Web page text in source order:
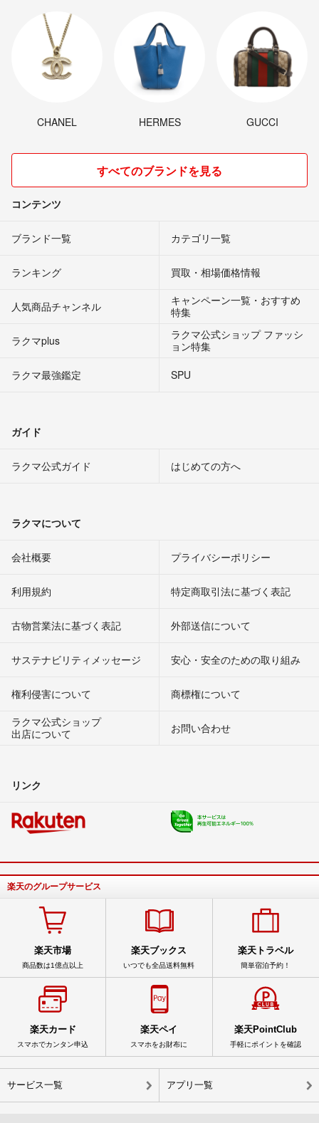
CHANEL HERMES GUCCI
すべてのブランドを見る
コンテンツ
ブランド一覧 カテゴリ一覧
ランキング 買取・相場価格情報
人気商品チャンネル
キャンペーン一覧・おすすめ
特集
ラクマplus
ラクマ公式ショップ ファッシ
ョン特集
ラクマ最強鑑定
SPU
ガイド
ラクマ公式ガイド はじめての方へ
ラクマについて
会社概要 プライバシーポリシー
利用規約 特定商取引法に基づく表記
古物営業法に基づく表記 外部送信について
サステナビリティメッセージ 安心・安全のための取り組み
権利侵害について
商標権について
ラクマ公式ショップ
出店について
お問い合わせ
リンク
楽天のグループサービス
楽天市場
商品数は1億点以上
楽天ブックス
いつでも全品送料無料
楽天トラベル
簡単宿泊予約！
楽天カード
スマホでカンタン申込
楽天ペイ
スマホをお財布に
楽天PointClub
手軽にポイントを確認
サービス一覧 アプリ一覧